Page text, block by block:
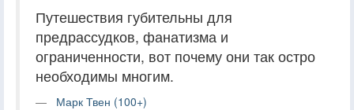
Путешествия губительны для
предрассудков, фанатизма и
ограниченности, вот почему они так остро
необходимы многим.
Марк Твен (100+)